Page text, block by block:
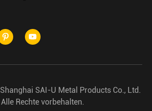
 
Shanghai SAI-U Metal Products Co., Ltd.
Alle Rechte vorbehalten.